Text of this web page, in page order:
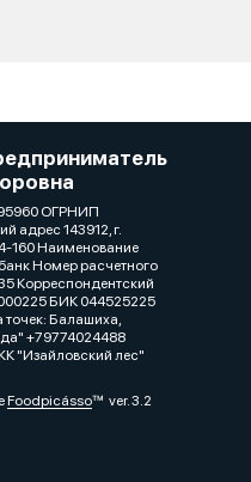
ОГРНИП
адрес 143912, г.
160 Наименование
Номер расчетного
Корреспондентский
БИК 044525225
Балашиха,
+79774024488
"Изайловский лес"
Foodpicássover. 3.2